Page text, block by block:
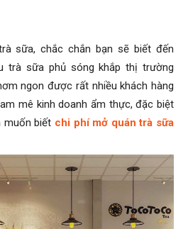
sữa, chắc chắn bạn sẽ biết đến
trà sữa phủ sóng khắp thị trường
ngon được rất nhiều khách hàng
mê kinh doanh ẩm thực, đặc biệt
muốn biết chi phí mở quán trà sữa